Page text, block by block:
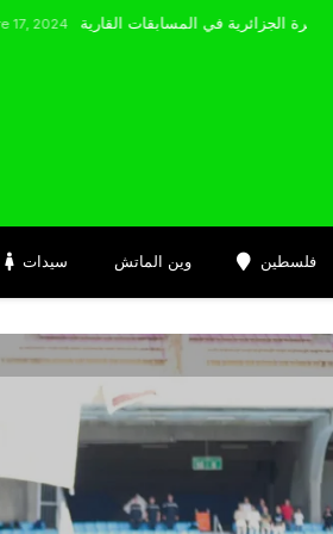
سيدات وين الماتش فلسطين